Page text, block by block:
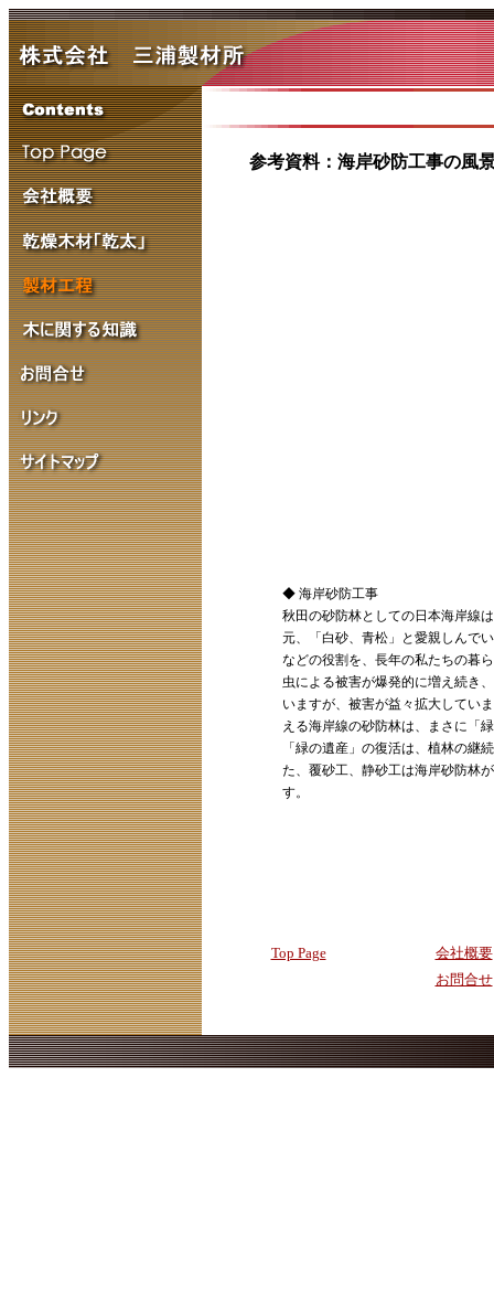
参考資料：海岸砂防工事の風
◆ 海岸砂防工事
秋田の砂防林としての日本海岸線
元、「白砂、青松」と愛親しんで
などの役割を、長年の私たちの暮
虫による被害が爆発的に増え続き
いますが、被害が益々拡大してい
える海岸線の砂防林は、まさに「
「緑の遺産」の復活は、植林の継
た、覆砂工、静砂工は海岸砂防林
す。
Top Page
会社概要
お問合せ